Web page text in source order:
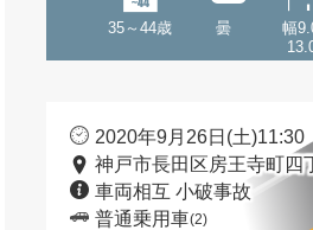
35～44歳 曇
幅
2020年9月26日(土)11:30
神戸市長田区房王寺町四
車両相互 小破事故
普通乗用車(2)